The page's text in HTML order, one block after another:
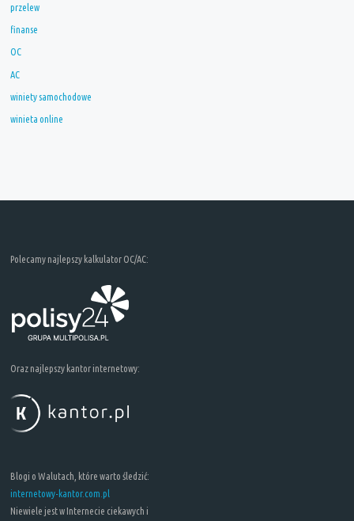
przelew
finanse
OC
AC
winiety samochodowe
winieta online
Polecamy najlepszy kalkulator OC/AC:
Oraz najlepszy kantor internetowy:
Blogi o Walutach, które warto śledzić:
internetowy-kantor.com.pl
Niewiele jest w Internecie ciekawych i